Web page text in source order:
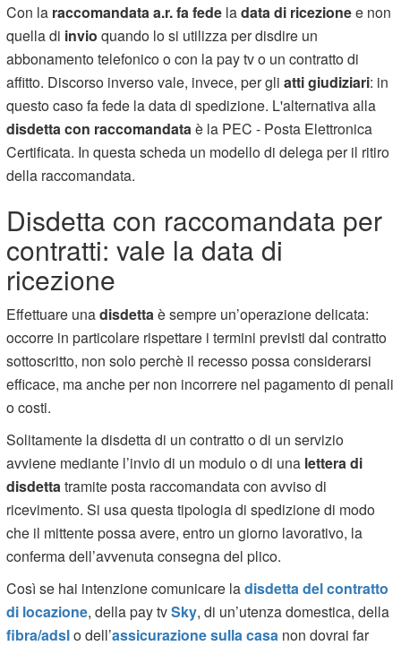
Con la raccomandata a.r.fa fede ladata di ricezionee non
quella di invio quando lo si utilizza per disdire un
abbonamento telefonico o con la pay tv o un contratto di
affitto. Discorso inverso vale, invece, per gliatti giudiziari: in
questo caso fa fede la data di spedizione. L'alternativa alla
disdetta con raccomandata è la PEC - Posta Elettronica
Certificata. In questa scheda un modello di delega per il ritiro
della raccomandata.
Disdetta con raccomandata per
contratti: vale la data di
ricezione
Effettuare unadisdetta è sempre un’operazione delicata:
occorre in particolare rispettare i termini previsti dal contratto
sottoscritto, non solo perchè il recesso possa considerarsi
efficace, ma anche per non incorrere nel pagamento di penali
o costi.
Solitamente la disdetta di un contratto o di un servizio
avviene mediante l’invio di un modulo o di una lettera di
disdetta tramite posta raccomandata con avviso di
ricevimento. Si usa questa tipologia di spedizione di modo
che il mittente possa avere, entro un giorno lavorativo, la
conferma dell’avvenuta consegna del plico.
Così se hai intenzione comunicare ladisdetta del contratto
di locazione, della pay tvSky, di un’utenza domestica, della
fibra/adslo dell’assicurazione sulla casa non dovrai far